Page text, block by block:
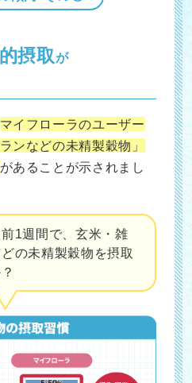
摂取が
マイフローラのユーザー
ンなどの未精製穀物」
があることが示されまし
1週間で、玄米・雑
の未精製穀物を摂取